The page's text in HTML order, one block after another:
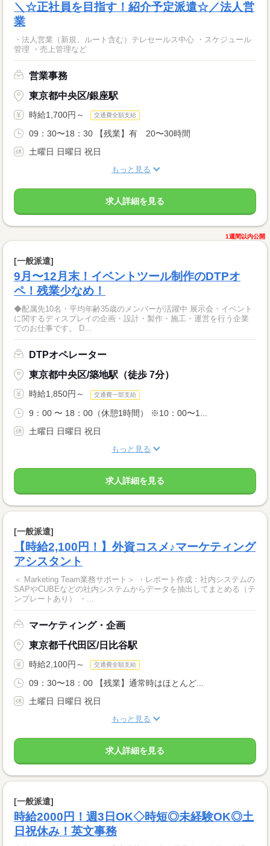
＼☆正社員を目指す！紹介予定派遣☆／法人営
業
・法人営業（新規、ルート含む）テレセールス中心 ・スケジュール
管理 ・売上管理など
営業事務
東京都中央区/銀座駅
時給1,700円～ 交通費全額支給
09：30〜18：30 【残業】有 20〜30時間
土曜日 日曜日 祝日
もっと見る
求人詳細を見る
1週間以内公開
[一般派遣]
9月〜12月末！イベントツール制作のDTPオ
ペ！残業少なめ！
◆配属先10名・平均年齢35歳のメンバーが活躍中 展示会・イベント
に関するディスプレイの企画・設計・製作・施工・運営を行う企業
でのお仕事です。 D...
DTPオペレーター
東京都中央区/築地駅（徒歩 7分）
時給1,850円～ 交通費一部支給
9：00 〜 18：00（休憩1時間） ※10：00〜1...
土曜日 日曜日 祝日
もっと見る
求人詳細を見る
[一般派遣]
【時給2,100円！】外資コスメ♪マーケティング
アシスタント
＜ Marketing Team業務サポート＞ ・レポート作成：社内システムの
SAPやCUBEなどの社内システムからデータを抽出してまとめる（テ
ンプレートあり） ・...
マーケティング・企画
東京都千代田区/日比谷駅
時給2,100円～ 交通費全額支給
09：30〜18：00 【残業】通常時はほとんど...
土曜日 日曜日 祝日
もっと見る
求人詳細を見る
[一般派遣]
時給2000円！週3日OK◇時短◎未経験OK◎土
日祝休み！英文事務